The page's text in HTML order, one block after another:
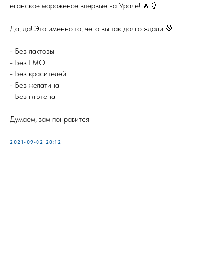
еганское мороженое впервые на Урале! 🔥🍦
Да, да! Это именно то, чего вы так долго ждали 💚
- Без лактозы
- Без ГМО
- Без красителей
- Без желатина
- Без глютена
Думаем, вам понравится
2021-09-02 20:12